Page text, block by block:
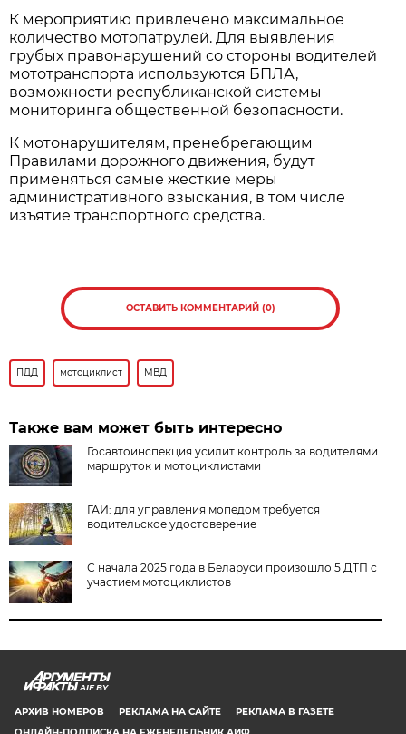
К мероприятию привлечено максимальное
количество мотопатрулей. Для выявления
грубых правонарушений со стороны водителей
мототранспорта используются БПЛА,
возможности республиканской системы
мониторинга общественной безопасности.
К мотонарушителям, пренебрегающим
Правилами дорожного движения, будут
применяться самые жесткие меры
административного взыскания, в том числе
изъятие транспортного средства.
ОСТАВИТЬ КОММЕНТАРИЙ (0)
ПДД мотоциклист МВД
Также вам может быть интересно
Госавтоинспекция усилит контроль за водителями
маршруток и мотоциклистами
ГАИ: для управления мопедом требуется
водительское удостоверение
С начала 2025 года в Беларуси произошло 5 ДТП с
участием мотоциклистов
AIF.BY
АРХИВ НОМЕРОВ РЕКЛАМА НА САЙТЕ
РЕКЛАМА В ГАЗЕТЕ